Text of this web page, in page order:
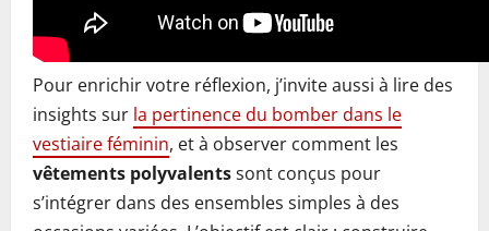
Pour enrichir votre réflexion, j’invite aussi à lire des
insights sur la pertinence du bomber dans le
vestiaire féminin, et à observer comment les
vêtements polyvalentssont conçus pour
s’intégrer dans des ensembles simples à des